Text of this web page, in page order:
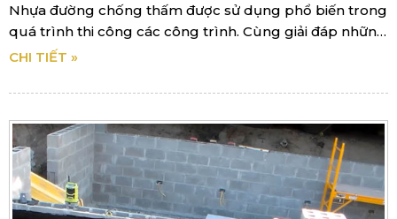
Nhựa đường chống thấm được sử dụng phổ biến trong
quá trình thi công các công trình. Cùng giải đáp những
thắc mắc trong bài viết này.
CHI TIẾT »